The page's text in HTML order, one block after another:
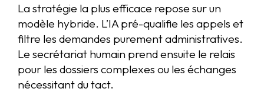
La stratégie la plus efficace repose sur un
modèle hybride. L’IA pré-qualifie les appels et
filtre les demandes purement administratives.
Le secrétariat humain prend ensuite le relais
pour les dossiers complexes ou les échanges
nécessitant du tact.